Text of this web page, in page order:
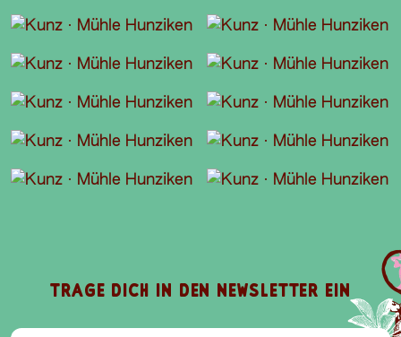
TRAGE DICH IN DEN NEWSLETTER EIN
E-Mail-Addresse